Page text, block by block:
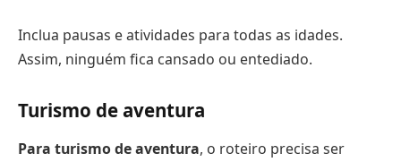
Inclua pausas e atividades para todas as idades.
Assim, ninguém fica cansado ou entediado.
Turismo de aventura
Para turismo de aventura, o roteiro precisa ser